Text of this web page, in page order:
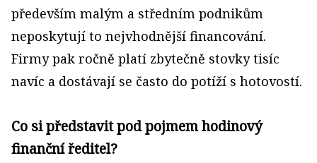
především malým a středním podnikům
neposkytují to nejvhodnější financování.
Firmy pak ročně platí zbytečně stovky tisíc
navíc a dostávají se často do potíží s hotovostí.
Co si představit pod pojmem hodinový
finanční ředitel?